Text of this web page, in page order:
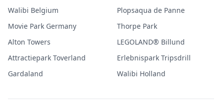
Walibi Belgium
Movie Park Germany
Alton Towers
Attractiepark Toverland
Gardaland
Plopsaqua de Panne
Thorpe Park
LEGOLAND® Billund
Erlebnispark Tripsdrill
Walibi Holland